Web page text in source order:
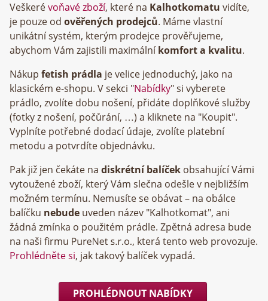
Veškerévoňavé zboží, které na Kalhotkomatu vidíte,
je pouze od ověřených prodejců. Máme vlastní
unikátní systém, kterým prodejce prověřujeme,
abychom Vám zajistili maximálníkomfort a kvalitu.
Nákup fetish prádla je velice jednoduchý, jako na
klasickém e-shopu. V sekci "Nabídky" si vyberete
prádlo, zvolíte dobu nošení, přidáte doplňkové služby
(fotky z nošení, počůrání, …) a kliknete na "Koupit".
Vyplníte potřebné dodací údaje, zvolíte platební
metodu a potvrdíte objednávku.
Pak již jen čekáte na diskrétní balíček obsahující Vámi
vytoužené zboží, který Vám slečna odešle v nejbližším
možném termínu. Nemusíte se obávat – na obálce
balíčku nebude uveden název "Kalhotkomat", ani
žádná zmínka o použitém prádle. Zpětná adresa bude
na naši firmu
, která tento web provozuje.
Prohlédněte si, jak takový balíček vypadá.
PROHLÉDNOUT NABÍDKY